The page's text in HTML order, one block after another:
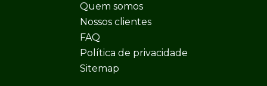
Quem somos
Nossos clientes
FAQ
Política de privacidade
Sitemap